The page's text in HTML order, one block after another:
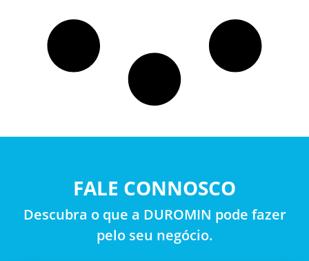
FALE CONNOSCO
Descubra o que a DUROMIN pode fazer
pelo seu negócio.